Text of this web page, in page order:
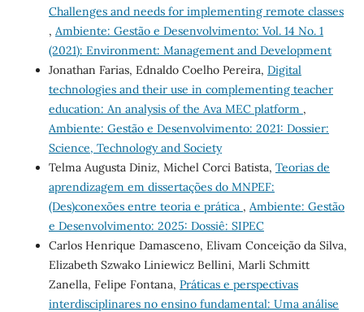
Challenges and needs for implementing remote classes
, Ambiente: Gestão e Desenvolvimento: Vol. 14 No. 1
(2021): Environment: Management and Development
Jonathan Farias, Ednaldo Coelho Pereira, Digital
technologies and their use in complementing teacher
education: An analysis of the Ava MEC platform ,
Ambiente: Gestão e Desenvolvimento: 2021: Dossier:
Science, Technology and Society
Telma Augusta Diniz, Michel Corci Batista, Teorias de
aprendizagem em dissertações do MNPEF:
(Des)conexões entre teoria e prática , Ambiente: Gestão
e Desenvolvimento: 2025: Dossiê: SIPEC
Carlos Henrique Damasceno, Elivam Conceição da Silva,
Elizabeth Szwako Liniewicz Bellini, Marli Schmitt
Zanella, Felipe Fontana, Práticas e perspectivas
interdisciplinares no ensino fundamental: Uma análise